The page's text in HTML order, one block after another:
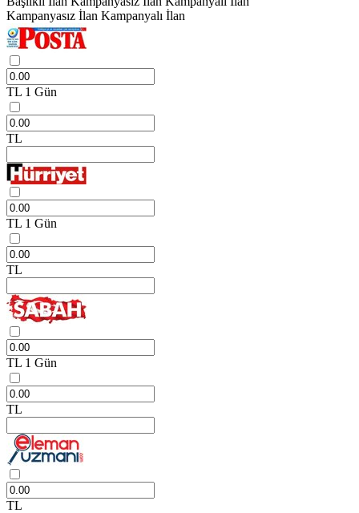
Kampanyasız İlan Kampanyalı İlan
TL 1 Gün
TL
TL 1 Gün
TL
TL 1 Gün
TL
TL